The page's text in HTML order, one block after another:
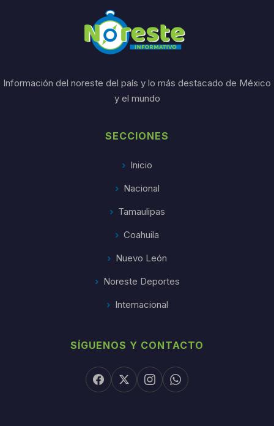
Información del noreste del país y lo más destacado de México
y el mundo
SECCIONES
Inicio
Nacional
Tamaulipas
Coahuila
Nuevo León
Noreste Deportes
Internacional
SÍGUENOS Y CONTACTO